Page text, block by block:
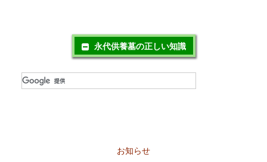
永代供養墓の正しい知識
お知らせ